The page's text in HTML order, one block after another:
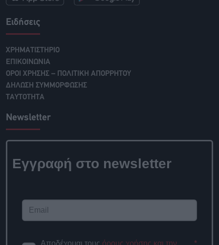
Ειδήσεις
ΧΡΗΜΑΤΙΣΤΗΡΙΟ
ΕΠΙΚΟΙΝΩΝΙΑ
ΟΡΟΙ ΧΡΗΣΗΣ – ΠΟΛΙΤΙΚΗ ΑΠΟΡΡΗΤΟΥ
ΔΗΛΩΣΗ ΣΥΜΜΟΡΦΩΣΗΣ
ΤΑΥΤΟΤΗΤΑ
Newsletter
Εγγραφή στο newsletter
Αποδέχομαι τους όρους χρήσης και την *